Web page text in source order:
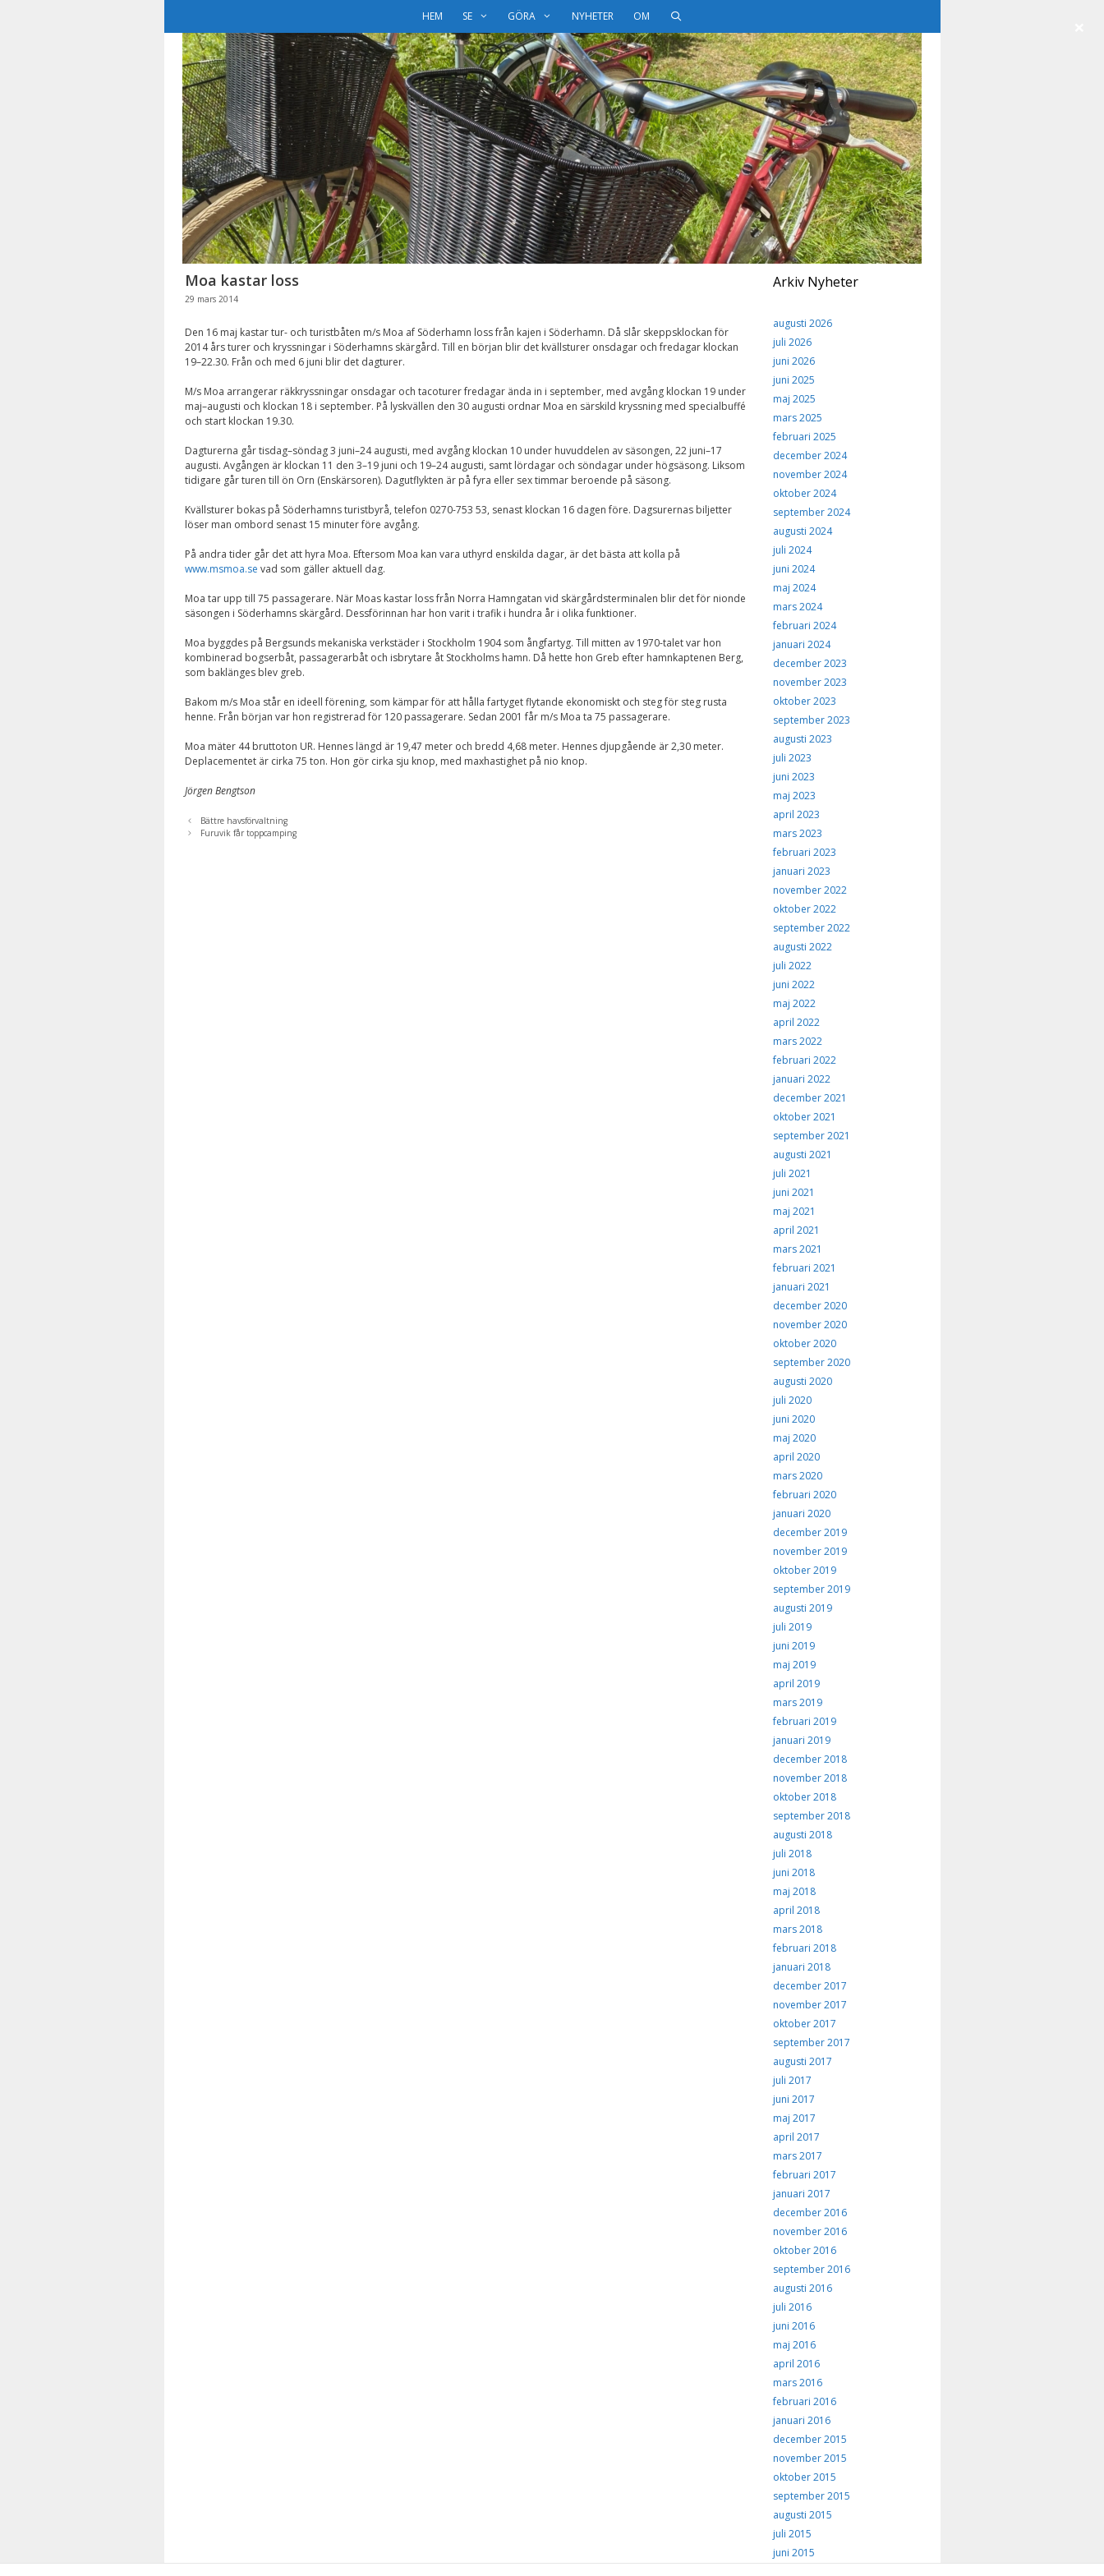
HEM SE GÖRA NYHETER OM
Moa kastar loss
29 mars 2014
Den 16 maj kastar tur- och turistbåten m/s Moa af Söderhamn loss från kajen i Söderhamn. Då slår skeppsklockan för
2014 års turer och kryssningar i Söderhamns skärgård. Till en början blir det kvällsturer onsdagar och fredagar klockan
19–22.30. Från och med 6 juni blir det dagturer.
M/s Moa arrangerar räkkryssningar onsdagar och tacoturer fredagar ända in i september, med avgång klockan 19 under
maj–augusti och klockan 18 i september. På lyskvällen den 30 augusti ordnar Moa en särskild kryssning med specialbuffé
och start klockan 19.30.
Dagturerna går tisdag–söndag 3 juni–24 augusti, med avgång klockan 10 under huvuddelen av säsongen, 22 juni–17
augusti. Avgången är klockan 11 den 3–19 juni och 19–24 augusti, samt lördagar och söndagar under högsäsong. Liksom
tidigare går turen till ön Orn (Enskärsoren). Dagutflykten är på fyra eller sex timmar beroende på säsong.
Kvällsturer bokas på Söderhamns turistbyrå, telefon 0270-753 53, senast klockan 16 dagen före. Dagsurernas biljetter
löser man ombord senast 15 minuter före avgång.
På andra tider går det att hyra Moa. Eftersom Moa kan vara uthyrd enskilda dagar, är det bästa att kolla på
www.msmoa.se vad som gäller aktuell dag.
Moa tar upp till 75 passagerare. När Moas kastar loss från Norra Hamngatan vid skärgårdsterminalen blir det för nionde
säsongen i Söderhamns skärgård. Dessförinnan har hon varit i trafik i hundra år i olika funktioner.
Moa byggdes på Bergsunds mekaniska verkstäder i Stockholm 1904 som ångfartyg. Till mitten av 1970-talet var hon
kombinerad bogserbåt, passagerarbåt och isbrytare åt Stockholms hamn. Då hette hon Greb efter hamnkaptenen Berg,
som baklänges blev greb.
Bakom m/s Moa står en ideell förening, som kämpar för att hålla fartyget flytande ekonomiskt och steg för steg rusta
henne. Från början var hon registrerad för 120 passagerare. Sedan 2001 får m/s Moa ta 75 passagerare.
Moa mäter 44 bruttoton UR. Hennes längd är 19,47 meter och bredd 4,68 meter. Hennes djupgående är 2,30 meter.
Deplacementet är cirka 75 ton. Hon gör cirka sju knop, med maxhastighet på nio knop.
Jörgen Bengtson
Bättre havsförvaltning
Furuvik får toppcamping
Arkiv Nyheter
augusti 2026
juli 2026
juni 2026
juni 2025
maj 2025
mars 2025
februari 2025
december 2024
november 2024
oktober 2024
september 2024
augusti 2024
juli 2024
juni 2024
maj 2024
mars 2024
februari 2024
januari 2024
december 2023
november 2023
oktober 2023
september 2023
augusti 2023
juli 2023
juni 2023
maj 2023
april 2023
mars 2023
februari 2023
januari 2023
november 2022
oktober 2022
september 2022
augusti 2022
juli 2022
juni 2022
maj 2022
april 2022
mars 2022
februari 2022
januari 2022
december 2021
oktober 2021
september 2021
augusti 2021
juli 2021
juni 2021
maj 2021
april 2021
mars 2021
februari 2021
januari 2021
december 2020
november 2020
oktober 2020
september 2020
augusti 2020
juli 2020
juni 2020
maj 2020
april 2020
mars 2020
februari 2020
januari 2020
december 2019
november 2019
oktober 2019
september 2019
augusti 2019
juli 2019
juni 2019
maj 2019
april 2019
mars 2019
februari 2019
januari 2019
december 2018
november 2018
oktober 2018
september 2018
augusti 2018
juli 2018
juni 2018
maj 2018
april 2018
mars 2018
februari 2018
januari 2018
december 2017
november 2017
oktober 2017
september 2017
augusti 2017
juli 2017
juni 2017
maj 2017
april 2017
mars 2017
februari 2017
januari 2017
december 2016
november 2016
oktober 2016
september 2016
augusti 2016
juli 2016
juni 2016
maj 2016
april 2016
mars 2016
februari 2016
januari 2016
december 2015
november 2015
oktober 2015
september 2015
augusti 2015
juli 2015
juni 2015
Dessa kakor går
inte att välja
hemsidan över
huvud taget
ska fungera.
kunna
funktionalitet
och
baserat på
hur
Upplevelse
För att vår
hemsida ska